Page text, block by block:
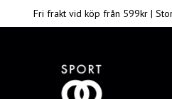
Fri frakt vid köp från 599kr |